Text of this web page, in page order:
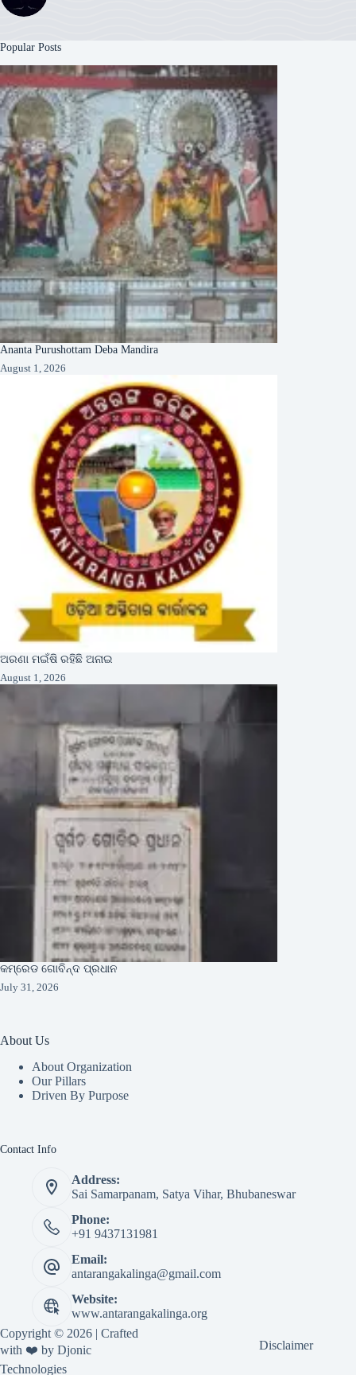
Popular Posts
Ananta Purushottam Deba Mandira
August 1, 2026
ଅରଣା ମଇଁଷି ରହିଛି ଅନାଇ
August 1, 2026
କମ୍ରେଡ ଗୋବିନ୍ଦ ପ୍ରଧାନ
July 31, 2026
About Us
About Organization
Our Pillars
Driven By Purpose​
Contact Info
Address:
Sai Samarpanam, Satya Vihar, Bhubaneswar
Phone:
+91 9437131981
Email:
antarangakalinga@gmail.com
Website:
www.antarangakalinga.org
Copyright © 2026 | Crafted
with ❤️ by Djonic
Technologies
Disclaimer